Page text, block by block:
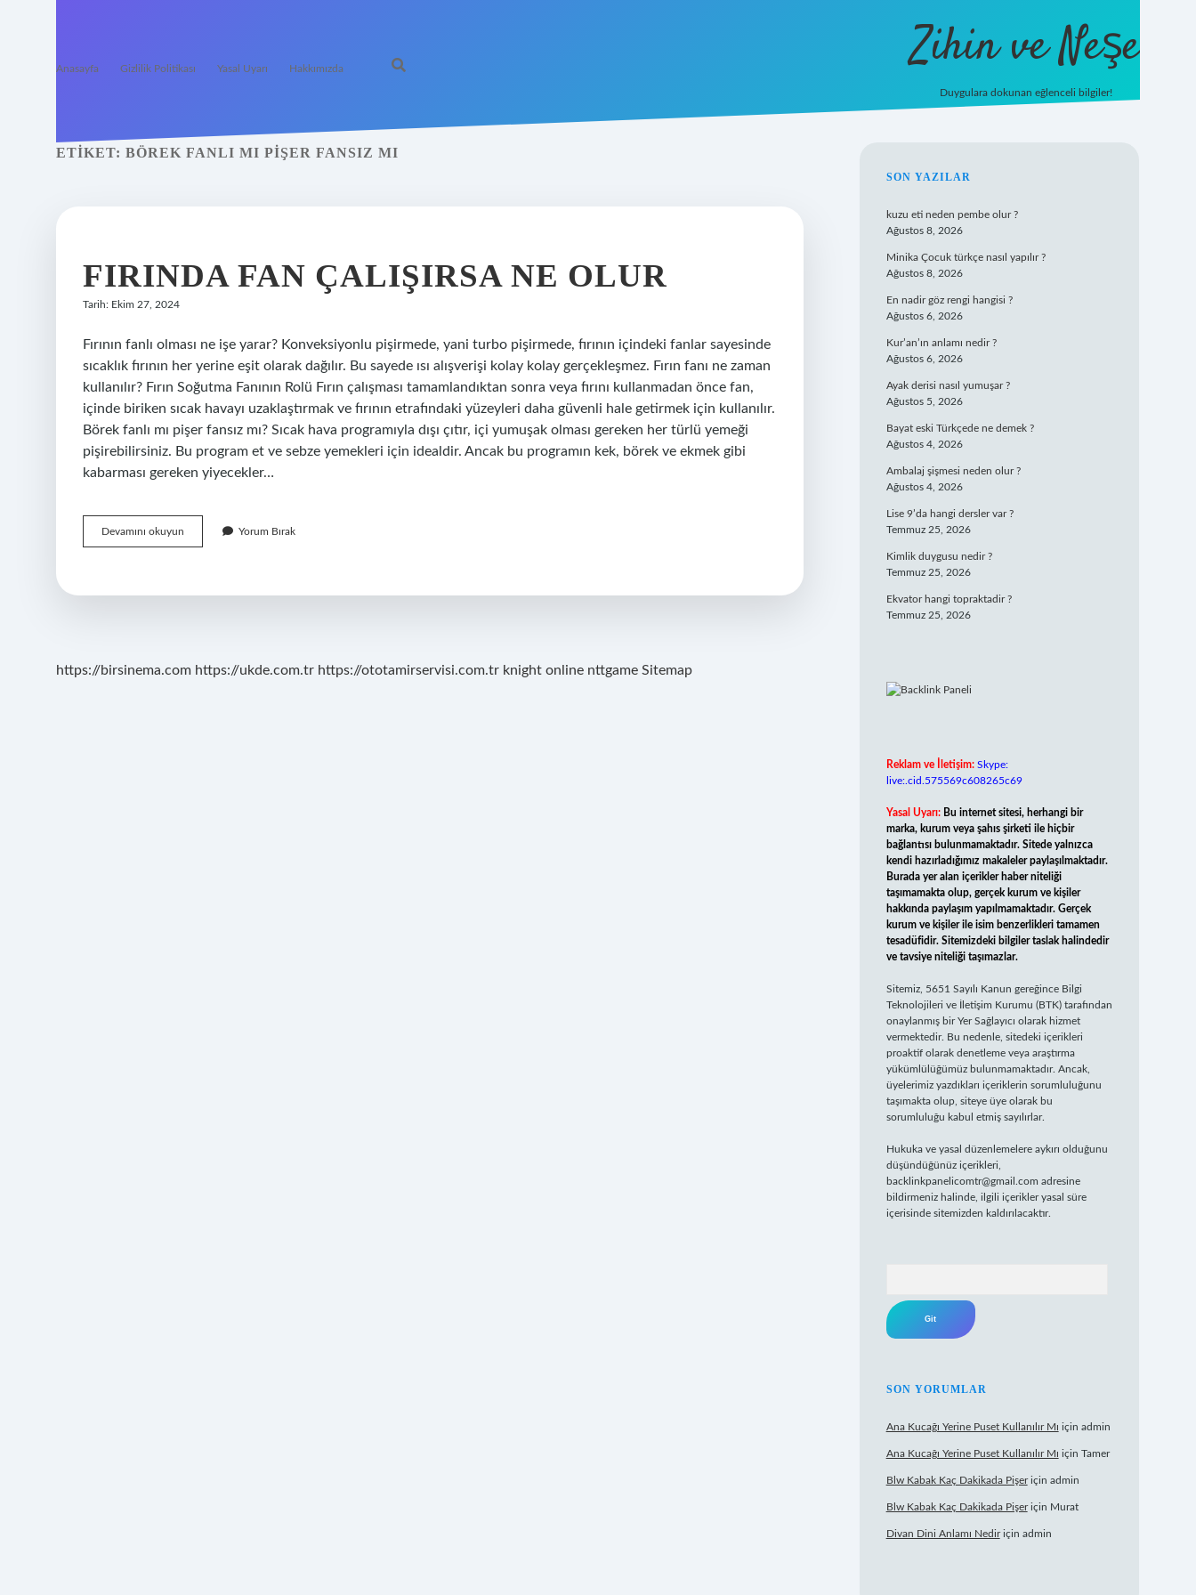
Anasayfa Gizlilik Politikası Yasal Uyarı Hakkımızda Zihin ve Neşe
Duygulara dokunan eğlenceli bilgiler!
ETIKET: BÖREK FANLI MI PIŞER FANSIZ MI
FIRINDA FAN ÇALIŞIRSA NE OLUR
Tarih: Ekim 27, 2024
Fırının fanlı olması ne işe yarar? Konveksiyonlu pişirmede, yani turbo pişirmede, fırının içindeki fanlar sayesinde
sıcaklık fırının her yerine eşit olarak dağılır. Bu sayede ısı alışverişi kolay kolay gerçekleşmez. Fırın fanı ne zaman
kullanılır? Fırın Soğutma Fanının Rolü Fırın çalışması tamamlandıktan sonra veya fırını kullanmadan önce fan,
içinde biriken sıcak havayı uzaklaştırmak ve fırının etrafındaki yüzeyleri daha güvenli hale getirmek için kullanılır.
Börek fanlı mı pişer fansız mı? Sıcak hava programıyla dışı çıtır, içi yumuşak olması gereken her türlü yemeği
pişirebilirsiniz. Bu program et ve sebze yemekleri için idealdir. Ancak bu programın kek, börek ve ekmek gibi
kabarması gereken yiyecekler…
Devamını okuyun
Fan
Olur
Yorum Bırak
https://birsinema.com https://ukde.com.tr https://ototamirservisi.com.tr knight online nttgame Sitemap
SIDEBAR
SON YAZILAR
kuzu eti neden pembe olur ?
Ağustos 8, 2026
Minika Çocuk türkçe nasıl yapılır ?
Ağustos 8, 2026
En nadir göz rengi hangisi ?
Ağustos 6, 2026
Kur’an’ın anlamı nedir ?
Ağustos 6, 2026
Ayak derisi nasıl yumuşar ?
Ağustos 5, 2026
Bayat eski Türkçede ne demek ?
Ağustos 4, 2026
Ambalaj şişmesi neden olur ?
Ağustos 4, 2026
Lise 9’da hangi dersler var ?
Temmuz 25, 2026
Kimlik duygusu nedir ?
Temmuz 25, 2026
Ekvator hangi topraktadir ?
Temmuz 25, 2026
Reklam ve İletişim: Skype:
live:.cid.575569c608265c69
Yasal Uyarı: Bu internet sitesi, herhangi bir
marka, kurum veya şahıs şirketi ile hiçbir
bağlantısı bulunmamaktadır. Sitede yalnızca
kendi hazırladığımız makaleler paylaşılmaktadır.
Burada yer alan içerikler haber niteliği
taşımamakta olup, gerçek kurum ve kişiler
hakkında paylaşım yapılmamaktadır. Gerçek
kurum ve kişiler ile isim benzerlikleri tamamen
tesadüfidir. Sitemizdeki bilgiler taslak halindedir
ve tavsiye niteliği taşımazlar.
Sitemiz, 5651 Sayılı Kanun gereğince Bilgi
Teknolojileri ve İletişim Kurumu (BTK) tarafından
onaylanmış bir Yer Sağlayıcı olarak hizmet
vermektedir. Bu nedenle, sitedeki içerikleri
proaktif olarak denetleme veya araştırma
yükümlülüğümüz bulunmamaktadır. Ancak,
üyelerimiz yazdıkları içeriklerin sorumluluğunu
taşımakta olup, siteye üye olarak bu
sorumluluğu kabul etmiş sayılırlar.
Hukuka ve yasal düzenlemelere aykırı olduğunu
düşündüğünüz içerikleri,
backlinkpanelicomtr@gmail.com adresine
bildirmeniz halinde, ilgili içerikler yasal süre
içerisinde sitemizden kaldırılacaktır.
SON YORUMLAR
Ana Kucağı Yerine Puset Kullanılır Mı için admin
Ana Kucağı Yerine Puset Kullanılır Mı için Tamer
Blw Kabak Kaç Dakikada Pişeriçin admin
Blw Kabak Kaç Dakikada Pişeriçin Murat
Divan Dini Anlamı Nediriçin admin